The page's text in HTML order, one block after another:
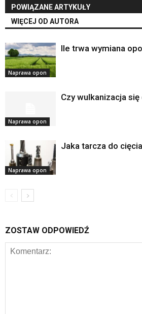
POWIĄZANE ARTYKUŁY
WIĘCEJ OD AUTORA
Naprawa opon
Ile trwa wymiana
Naprawa opon
Czy wulkanizacja się
Naprawa opon
Jaka tarcza do
ZOSTAW ODPOWIEDŹ